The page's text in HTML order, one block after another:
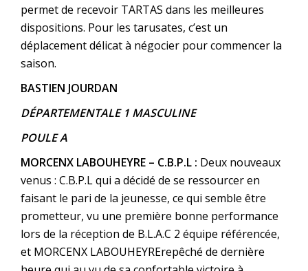
permet de recevoir TARTAS dans les meilleures
dispositions. Pour les tarusates, c’est un
déplacement délicat à négocier pour commencer la
saison.
BASTIEN JOURDAN
DÉPARTEMENTALE 1 MASCULINE
POULE A
MORCENX LABOUHEYRE – C.B.P.L : Deux nouveaux
venus : C.B.P.L qui a décidé de se ressourcer en
faisant le pari de la jeunesse, ce qui semble être
prometteur, vu une première bonne performance
lors de la réception de B.L.A.C 2 équipe référencée,
et MORCENX LABOUHEYRErepêché de dernière